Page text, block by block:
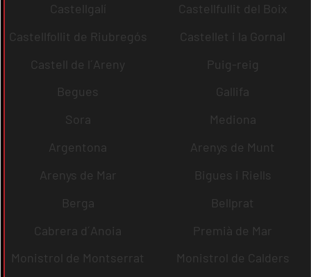
Castellgalí
Castellfullit del Boix
Castellfollit de Riubregós
Castellet i la Gornal
Castell de l´Areny
Puig-reig
Begues
Gallifa
Sora
Mediona
Argentona
Arenys de Munt
Arenys de Mar
Bigues i Riells
Berga
Bellprat
Cabrera d´Anoia
Premià de Mar
Monistrol de Montserrat
Monistrol de Calders